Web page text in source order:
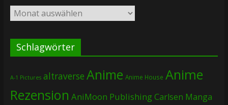
Archiv
Schlagwörter
A-1 Pictures altraverse Anime Anime House Anime
Rezension AniMoon PublishingCarlsen Manga